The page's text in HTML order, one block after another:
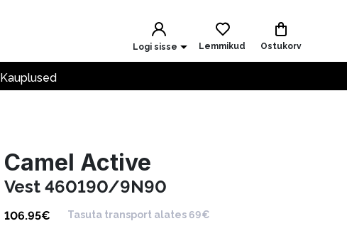
Logi sisse Lemmikud Ostukorv
Kauplused
Camel Active
Vest 460190/9N90
106.95€ Tasuta transport alates 69€